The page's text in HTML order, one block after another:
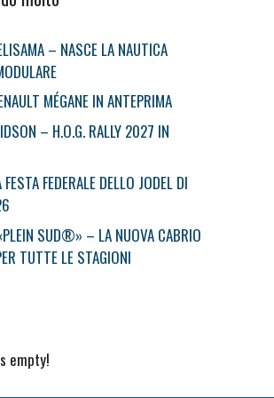
– NASCE LA NAUTICA
MÉGANE IN ANTEPRIMA
– H.O.G. RALLY 2027 IN
FEDERALE DELLO JODEL DI
SUD®» – LA NUOVA CABRIO
TUTTE LE STAGIONI
empty!